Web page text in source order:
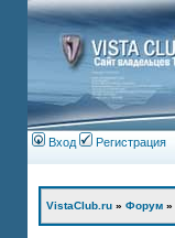
Вход Регистрация
VistaClub.ru » Форум »